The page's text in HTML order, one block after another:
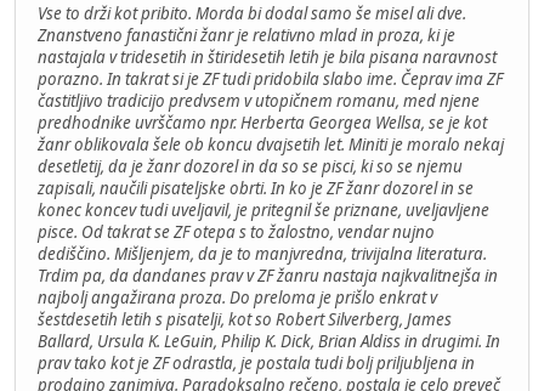
Vse to drži kot pribito. Morda bi dodal samo še misel ali dve.
Znanstveno fanastični žanr je relativno mlad in proza, ki je
nastajala v tridesetih in štiridesetih letih je bila pisana naravnost
porazno. In takrat si je ZF tudi pridobila slabo ime. Čeprav ima ZF
častitljivo tradicijo predvsem v utopičnem romanu, med njene
predhodnike uvrščamo npr. Herberta Georgea Wellsa, se je kot
žanr oblikovala šele ob koncu dvajsetih let. Miniti je moralo nekaj
desetletij, da je žanr dozorel in da so se pisci, ki so se njemu
zapisali, naučili pisateljske obrti. In ko je ZF žanr dozorel in se
konec koncev tudi uveljavil, je pritegnil še priznane, uveljavljene
pisce. Od takrat se ZF otepa s to žalostno, vendar nujno
dediščino. Mišljenjem, da je to manjvredna, trivijalna literatura.
Trdim pa, da dandanes prav v ZF žanru nastaja najkvalitnejša in
najbolj angažirana proza. Do preloma je prišlo enkrat v
šestdesetih letih s pisatelji, kot so Robert Silverberg, James
Ballard, Ursula K. LeGuin, Philip K. Dick, Brian Aldiss in drugimi. In
prav tako kot je ZF odrastla, je postala tudi bolj priljubljena in
prodajno zanimiva. Paradoksalno rečeno, postala je celo preveč